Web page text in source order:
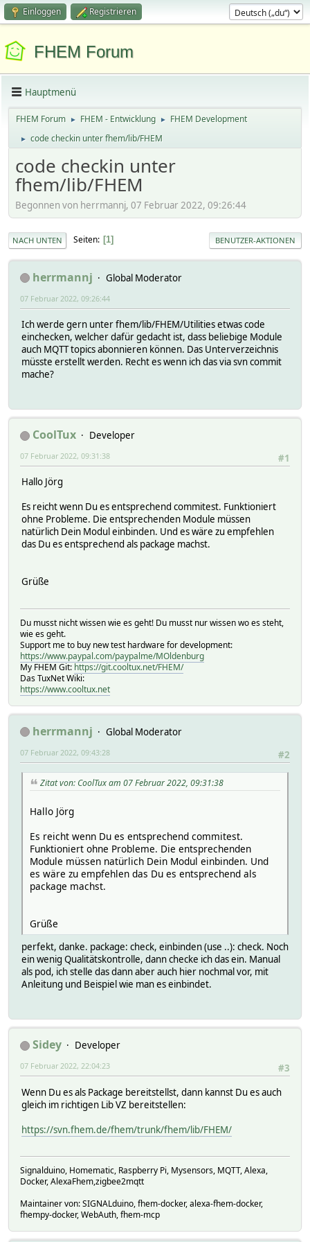
Einloggen Registrieren
FHEM Forum
Hauptmenü
FHEM Forum ► FHEM - Entwicklung ► FHEM Development
► code checkin unter fhem/lib/FHEM
code checkin unter
fhem/lib/FHEM
Begonnen von herrmannj, 07 Februar 2022, 09:26:44
NACH UNTEN Seiten 1 BENUTZER-AKTIONEN
herrmannj Global Moderator
07 Februar 2022, 09:26:44
Ich werde gern unter fhem/lib/FHEM/Utilities etwas code
einchecken, welcher dafür gedacht ist, dass beliebige Module
auch MQTT topics abonnieren können. Das Unterverzeichnis
müsste erstellt werden. Recht es wenn ich das via svn commit
mache?
CoolTux
Developer
#1
07 Februar 2022, 09:31:38
Hallo Jörg
Es reicht wenn Du es entsprechend commitest. Funktioniert
ohne Probleme. Die entsprechenden Module müssen
natürlich Dein Modul einbinden. Und es wäre zu empfehlen
das Du es entsprechend als package machst.
Grüße
Du musst nicht wissen wie es geht! Du musst nur wissen wo es steht,
wie es geht.
Support me to buy new test hardware for development:
https://www.paypal.com/paypalme/MOldenburg
My FHEM Git: https://git.cooltux.net/FHEM/
Das TuxNet Wiki:
https://www.cooltux.net
herrmannj
Global Moderator
#2
07 Februar 2022, 09:43:28
Zitat von: CoolTux am 07 Februar 2022, 09:31:38
Hallo Jörg
Es reicht wenn Du es entsprechend commitest.
Funktioniert ohne Probleme. Die entsprechenden
Module müssen natürlich Dein Modul einbinden. Und
es wäre zu empfehlen das Du es entsprechend als
package machst.
Grüße
perfekt, danke. package: check, einbinden (use ..): check. Noch
ein wenig Qualitätskontrolle, dann checke ich das ein. Manual
als pod, ich stelle das dann aber auch hier nochmal vor, mit
Anleitung und Beispiel wie man es einbindet.
Sidey
Developer
#3
07 Februar 2022, 22:04:23
Wenn Du es als Package bereitstellst, dann kannst Du es auch
gleich im richtigen Lib VZ bereitstellen:
https://svn.fhem.de/fhem/trunk/fhem/lib/FHEM/
Signalduino, Homematic, Raspberry Pi, Mysensors, MQTT, Alexa,
Docker, AlexaFhem,zigbee2mqtt
Maintainer von: SIGNALduino, fhem-docker, alexa-fhem-docker,
fhempy-docker, WebAuth, fhem-mcp